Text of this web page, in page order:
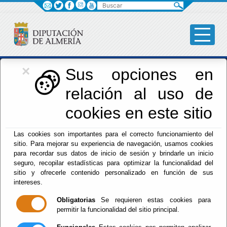
×
Sus opciones en
relación al uso de
cookies en este sitio
Las cookies son importantes para el correcto funcionamiento del
sitio. Para mejorar su experiencia de navegación, usamos cookies
para recordar sus datos de inicio de sesión y brindarle un inicio
seguro, recopilar estadísticas para optimizar la funcionalidad del
sitio y ofrecerle contenido personalizado en función de sus
intereses.
Obligatorias Se requieren estas cookies para
permitir la funcionalidad del sitio principal.
Iniciativas Europeas
Europedirectalmeria
Inicio - Iniciativas Europeas - Presentación
Presentación
Buscar